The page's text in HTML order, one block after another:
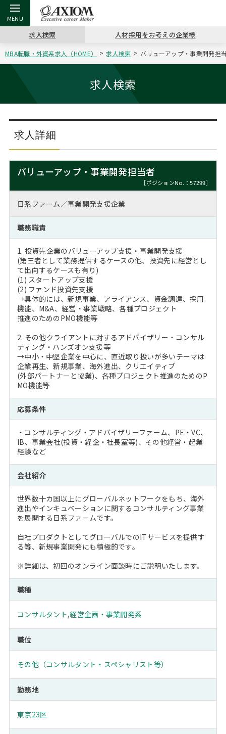
戻る
アクシアムの特長
戻る
コンサ
サービス案内
戻る
キャリ
コンサルタントの紹介
戻る
キャリア支援 TOP
キャリアデザイン講座
（最新求人市場動向）
戻る
MBAの
おわり
ステージ別アドバイス
MBAの転職事例
MBAからのFAQ
MBA留学生数の推移
戻る
日本か
MBAを生かす求人特集
年齢と年収の相関図
戻る
転職ツール TOP
英文レジュメの書き方
戻る
パワー
職務経歴書の書き方
外資系／面接攻略のコツ
戻る
転職コラム TOP
“展”職相談室
転職市場の明日をよめ
キャリアに効く一冊
注目企業インタビュー
戻る
イベント・セミナー TOP
ジョブフェア
キャリアデザインセミナー
プロ経営者の特別セミナー
Career Talk Live
MBA NETWORKING
戻る
会社概要 TOP
沿革
主なクライアント
パブリシティ
ニュースリリース
求人検索 人材採用をお考えの企業様
MBA転職・外資系求人（HOME） 求人検索 バリューアップ・事業開発担
求人検索
求人詳細
バリューアップ・事業開発担当者
［ポジションNo.：57299］
日系ファーム／事業開発支援企業
職務職責
1. 投資先企業のバリューアップ支援・事業開発支援
(第三者として業務提供するケースの他、投資先に経営とし
て出向するケースも有り)
(1) スタートアップ支援
(2) ファンド投資先支援
→具体的には、新規事業、アライアンス、資金調達、採用
機能、M&A、経営・事業戦略、各種プロジェクト
推進のためのPMO機能等
2. その他クライアントに対するアドバイザリー・コンサル
ティング・ハンズオン支援等
→中小・中堅企業を中心に、直近取り扱いが多いテーマは
企業再生、新規事業、海外進出、クリエイティブ
(外部パートナーと協業)、各種プロジェクト推進のためのP
MO機能等
応募条件
・コンサルティング・アドバイザリーファーム、PE・VC、
IB、事業会社(投資・経企・社長室等)、その他経営・起業
経験など
会社紹介
世界数十カ国以上にグローバルネットワークをもち、海外
進出やインキュベーションに関するコンサルティング事業
を展開する日系ファームです。
自社プロダクトとしてグローバルでのITサービスを提供す
る等、新規事業開発にも積極的です。
※詳細は、初回のオンライン面談時にご説明いたします。
職種
コンサルタント,経営企画・事業開発系
職位
その他（コンサルタント・スペシャリスト等）
勤務地
東京23区